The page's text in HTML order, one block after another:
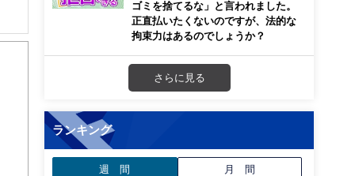
き
ゴミを捨てるな」と言われました。
正直払いたくないのですが、法的な
拘束力はあるのでしょうか？
さらに見る
ランキング
週 間 月 間